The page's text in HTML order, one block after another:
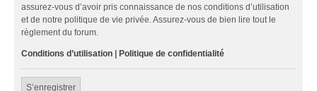
assurez-vous d’avoir pris connaissance de nos conditions d’utilisation
et de notre politique de vie privée. Assurez-vous de bien lire tout le
règlement du forum.
Conditions d’utilisation Politique de confidentialité
S’enregistrer